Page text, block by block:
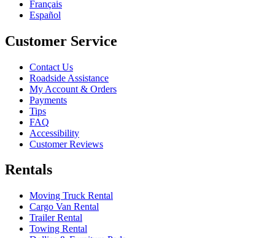
Français
Español
Customer Service
Contact Us
Roadside Assistance
My Account & Orders
Payments
Tips
FAQ
Accessibility
Customer Reviews
Rentals
Moving Truck Rental
Cargo Van Rental
Trailer Rental
Towing Rental